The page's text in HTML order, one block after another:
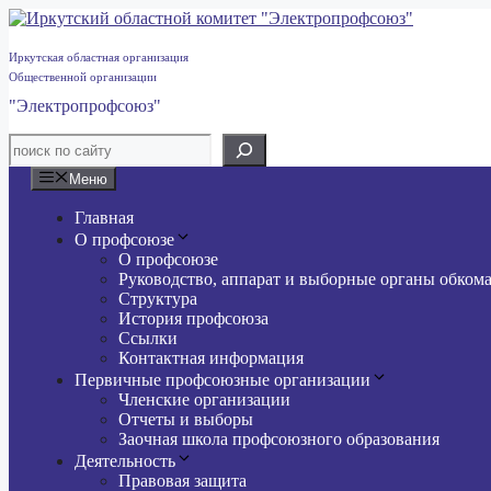
Перейти
содержимому
Иркутская областная организация
Общественной организации
"Электропрофсоюз"
Меню
Главная
О профсоюзе
О профсоюзе
Руководство, аппарат и выборные органы обкома
Структура
История профсоюза
Ссылки
Контактная информация
Первичные профсоюзные организации
Членские организации
Отчеты и выборы
Заочная школа профсоюзного образования
Деятельность
Правовая защита